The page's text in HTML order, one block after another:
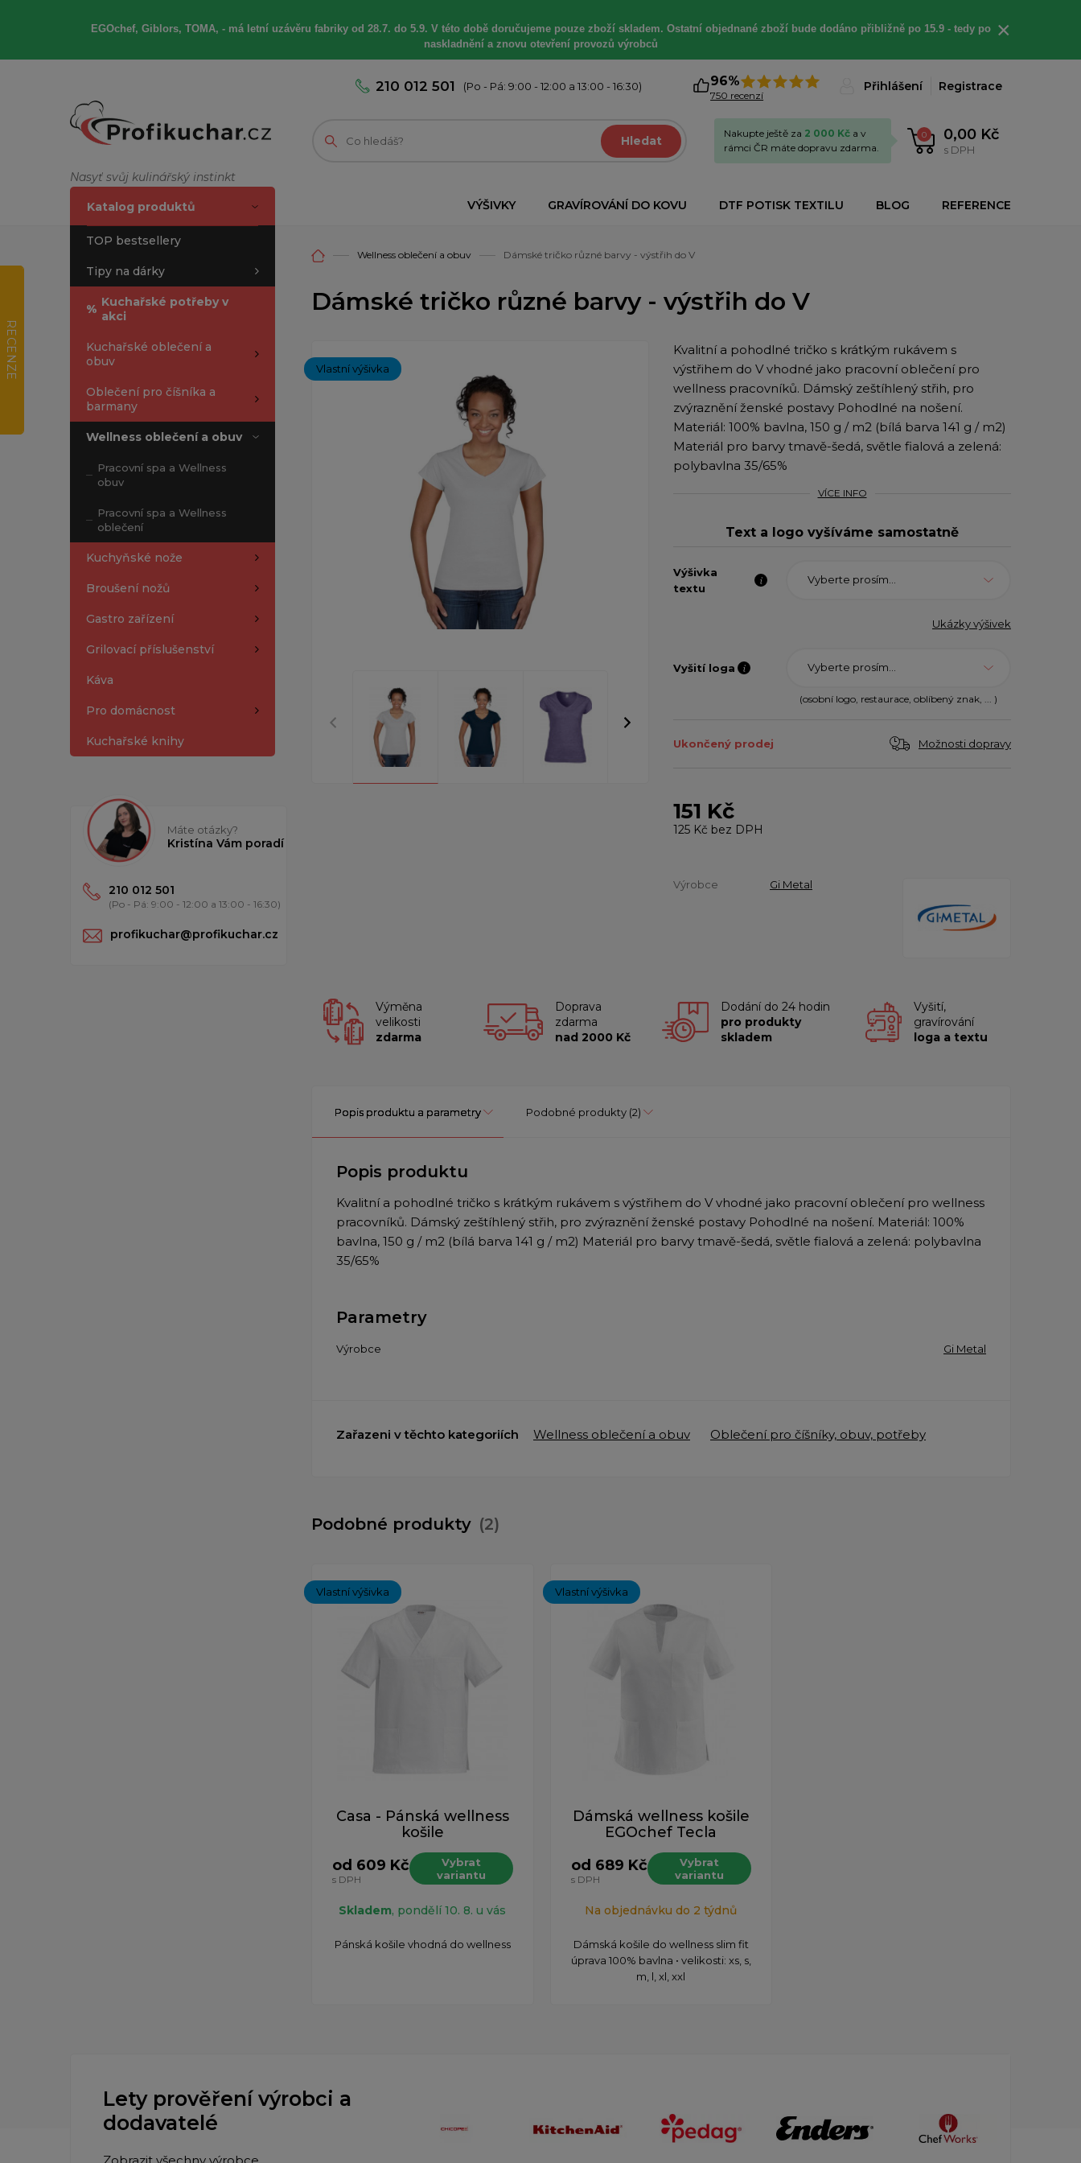
EGOchef, Giblors, TOMA, -má letní uzávěru fabriky od 28.7. do 5.9. V této době doručujeme pouze zboží skladem. Ostatní objednané zboží bude dodáno přibližně po 15.9 - tedy po
naskladnění a znovu otevření provozů výrobců
×
Nasyť svůj kulinářský instinkt
210 012 501 (Po - Pá: 9:00 - 12:00 a 13:00 - 16:30) 96%
750 recenzí
Přihlášení Registrace
Hledat 0 0,00 Kč
s DPH
Nakupte ještě za 2 000 Kč a v
rámci ČR máte dopravu zdarma.
VÝŠIVKY GRAVÍROVÁNÍ DO KOVU DTF POTISK TEXTILU BLOG REFERENCE
Katalog produktů
TOP bestsellery
Tipy na dárky
% Kuchařské potřeby v
akci
Kuchařské oblečení a
obuv
Oblečení pro číšníka a
barmany
Wellness oblečení a obuv
Pracovní spa a Wellness
obuv
Pracovní spa a Wellness
oblečení
Kuchyňské nože
Broušení nožů
Gastro zařízení
Grilovací příslušenství
Káva
Pro domácnost
Kuchařské knihy
Máte otázky?
Kristína Vám poradí
210 012 501
(Po - Pá: 9:00 - 12:00 a 13:00 - 16:30)
profikuchar@profikuchar.cz
Wellness oblečení a obuv Dámské tričko různé barvy - výstřih do V
Dámské tričko různé barvy - výstřih do V
Vlastní výšivka
Kvalitní a pohodlné tričko s krátkým rukávem s
výstřihem do V vhodné jako pracovní oblečení pro
wellness pracovníků. Dámský zeštíhlený střih, pro
zvýraznění ženské postavy Pohodlné na nošení.
Materiál: 100% bavlna, 150 g / m2 (bílá barva 141 g / m2)
Materiál pro barvy tmavě-šedá, světle fialová a zelená:
polybavlna 35/65%
VÍCE INFO
Text a logo vyšíváme samostatně
Výšivka
textu
Vyberte prosím...
Ukázky výšivek
Vyšití loga Vyberte prosím...
(osobní logo, restaurace, oblíbený znak, ... )
Ukončený prodej Možnosti dopravy
151 Kč
125 Kč bez DPH
Výrobce Gi Metal
Výměna
velikosti
zdarma
Doprava
zdarma
nad 2000 Kč
Dodání do 24 hodin
pro produkty
skladem
Vyšití,
gravírování
loga a textu
Popis produktu a parametry Podobné produkty (2)
Popis produktu
Kvalitní a pohodlné tričko s krátkým rukávem s výstřihem do V vhodné jako pracovní oblečení pro wellness
pracovníků. Dámský zeštíhlený střih, pro zvýraznění ženské postavy Pohodlné na nošení. Materiál: 100%
bavlna, 150 g / m2 (bílá barva 141 g / m2) Materiál pro barvy tmavě-šedá, světle fialová a zelená: polybavlna
35/65%
Parametry
Výrobce Gi Metal
Zařazeni v těchto kategoriích Wellness oblečení a obuv Oblečení pro číšníky, obuv, potřeby
Podobné produkty (2)
Vlastní výšivka
Casa - Pánská wellness
košile
od 609 Kč
s DPH
Vybrat
variantu
Skladem, pondělí 10. 8. u vás
Pánská košile vhodná do wellness
Vlastní výšivka
Dámská wellness košile
EGOchef Tecla
od 689 Kč
s DPH
Vybrat
variantu
Na objednávku do 2 týdnů
Dámská košile do wellness slim fit
úprava 100% bavlna • velikosti: xs, s,
m, l, xl, xxl
Lety prověření výrobci a
dodavatelé
RECENZE